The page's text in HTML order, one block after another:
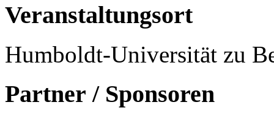
Veranstaltungsort
Humboldt-Universität zu
Partner / Sponsoren